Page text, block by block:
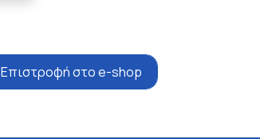
Επιστροφή στο e-shop